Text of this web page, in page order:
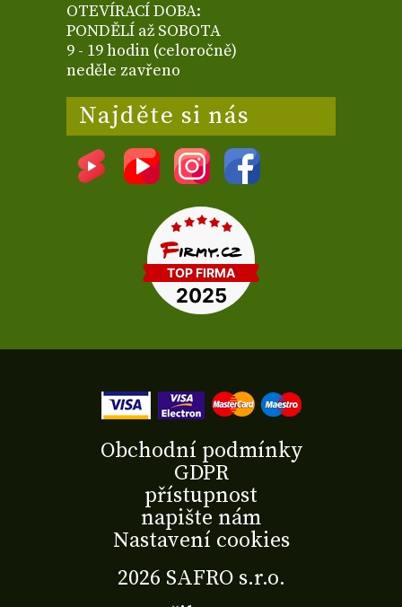
OTEVÍRACÍ DOBA:
PONDĚLÍ až SOBOTA
9 - 19 hodin (celoročně)
neděle zavřeno
Najděte si nás
2026 SAFRO s.r.o.
Obchodní podmínky
GDPR
přístupnost
napište nám
Nastavení cookies